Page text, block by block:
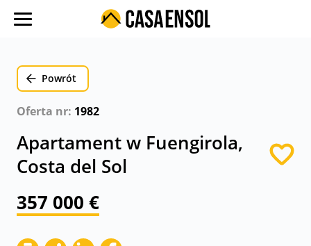
Oferty w regionach
Ulubione oferty
Koszty
Kontakt
Powrót
Oferta nr: 1982
Apartament w Fuengirola,
Costa del Sol
357 000 €